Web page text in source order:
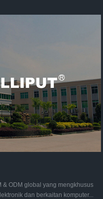
& ODM global yang mengkhusus
dan berkaitan komputer...